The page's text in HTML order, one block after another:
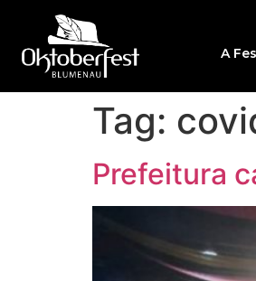
A
Tag:
Prefeitura